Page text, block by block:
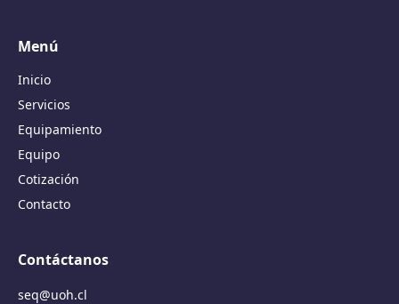
Menú
Inicio
Servicios
Equipamiento
Equipo
Cotización
Contacto
Contáctanos
seq@uoh.cl